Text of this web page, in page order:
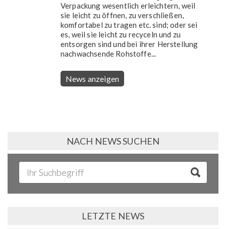
Verpackung wesentlich erleichtern, weil
sie leicht zu öffnen, zu verschließen,
komfortabel zu tragen etc. sind; oder sei
es, weil sie leicht zu recyceln und zu
entsorgen sind und bei ihrer Herstellung
nachwachsende Rohstoffe...
News anzeigen
NACH NEWS SUCHEN
LETZTE NEWS